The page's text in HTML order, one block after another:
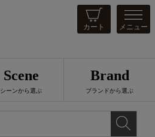
カート メニュー
Scene
シーンから選ぶ
Brand
ブランドから選ぶ